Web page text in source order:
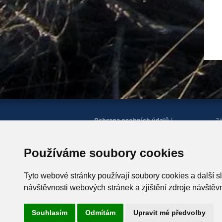
Používáme soubory cookies
Tyto webové stránky používají soubory cookies a další
návštěvnosti webových stránek a zjištění zdroje
Souhlasím Odmítám Upravit mé předvolby
Ochrana osobních údajů|
543 51 Špindlerův Mlýn 260,
T +420 499 433 230
Vyrobil Simopt, s.r.o., 2026